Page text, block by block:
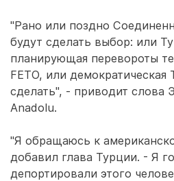
"Рано или поздно
будут сделать выбор: или
планирующая перевороты
FETO, или
сделать", - приводит слова
Anadolu.
"Я обращаюсь к
добавил глава Турции. - Я
депортировали этого